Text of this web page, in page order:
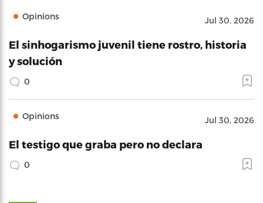
Opinions Jul 30, 2026
El sinhogarismo juvenil tiene rostro, historia
y solución
0
Opinions Jul 30, 2026
El testigo que graba pero no declara
0